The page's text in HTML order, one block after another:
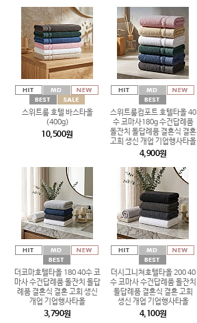
스위트룸 호텔 바스타올
(400g)
10,500원
스위트룸컴포트 호텔타올 40
수 코마사180g 수건답례품
돌잔치 돌답례품 결혼식 결혼
고희 생신 개업 기업행사타올
4,900원
더코마호텔타올 180 40수 코
마사 수건답례품 돌잔치 돌답
례품 결혼식 결혼 고희 생신
개업 기업행사타올
3,790원
더시그니쳐호텔타올 200 40
수 코마사 수건답례품 돌잔치
돌답례품 결혼식 결혼 고희
생신 개업 기업행사타올
4,100원